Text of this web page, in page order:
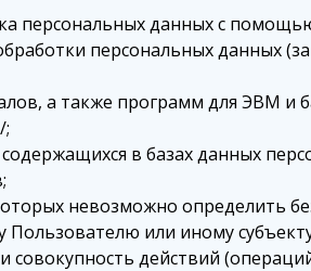
персональных данных с
персональных данных
а также программ для ЭВМ и
в базах данных
невозможно определить
или иному
действий